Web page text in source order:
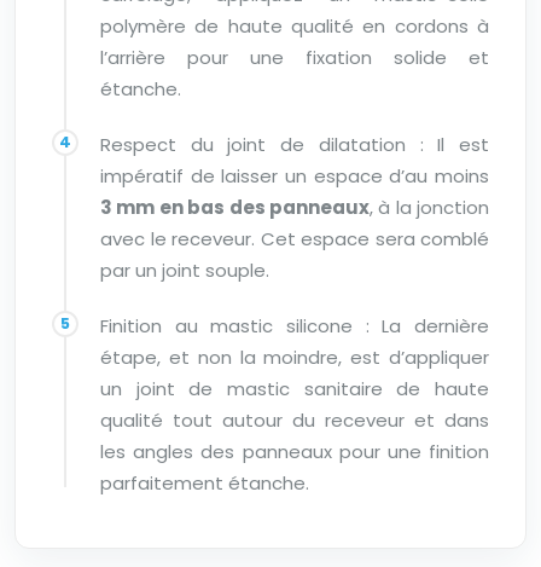
polymère de haute qualité en cordons à
l’arrière pour une fixation solide et
étanche.
Respect du joint de dilatation : Il est
impératif de laisser un espace d’au moins
3 mm en bas des panneaux, à la jonction
avec le receveur. Cet espace sera comblé
par un joint souple.
Finition au mastic silicone : La dernière
étape, et non la moindre, est d’appliquer
un joint de mastic sanitaire de haute
qualité tout autour du receveur et dans
les angles des panneaux pour une finition
parfaitement étanche.